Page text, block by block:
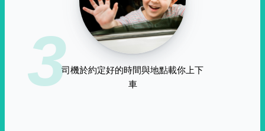
3司機於約定好的時間與地點載你上下
車